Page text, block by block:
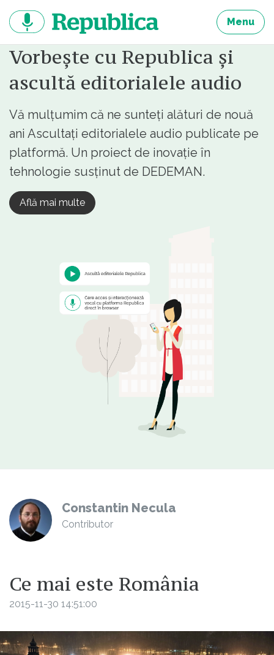
continut
Menu
Vorbește cu Republica și
ascultă editorialele audio
Vă mulțumim că ne sunteți alături de nouă
ani Ascultați editorialele audio publicate pe
platformă. Un proiect de inovație în
tehnologie susținut de DEDEMAN.
Află mai multe
Constantin Necula
Contributor
Ce mai este România
2015-11-30 14:51:00